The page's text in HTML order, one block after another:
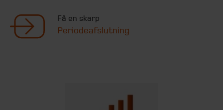
Få en skarp
Periodeafslutning